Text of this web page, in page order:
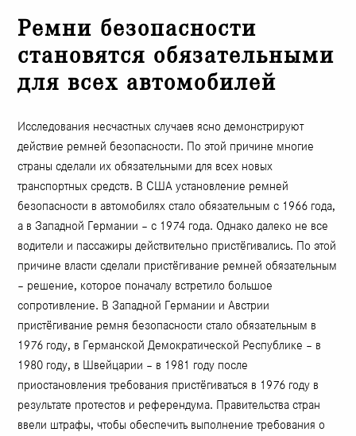
Ремни безопасности
становятся обязательными
для всех автомобилей
Исследования несчастных случаев ясно демонстрируют
действие ремней безопасности. По этой причине многие
страны сделали их обязательными для всех новых
транспортных средств. В США установление ремней
безопасности в автомобилях стало обязательным с 1966 года,
а в Западной Германии – с 1974 года. Однако далеко не все
водители и пассажиры действительно пристёгивались. По этой
причине власти сделали пристёгивание ремней обязательным
– решение, которое поначалу встретило большое
сопротивление. В Западной Германии и Австрии
пристёгивание ремня безопасности стало обязательным в
1976 году, в Германской Демократической Республике – в
1980 году, в Швейцарии – в 1981 году после
приостановления требования пристёгиваться в 1976 году в
результате протестов и референдума. Правительства стран
ввели штрафы, чтобы обеспечить выполнение требования о